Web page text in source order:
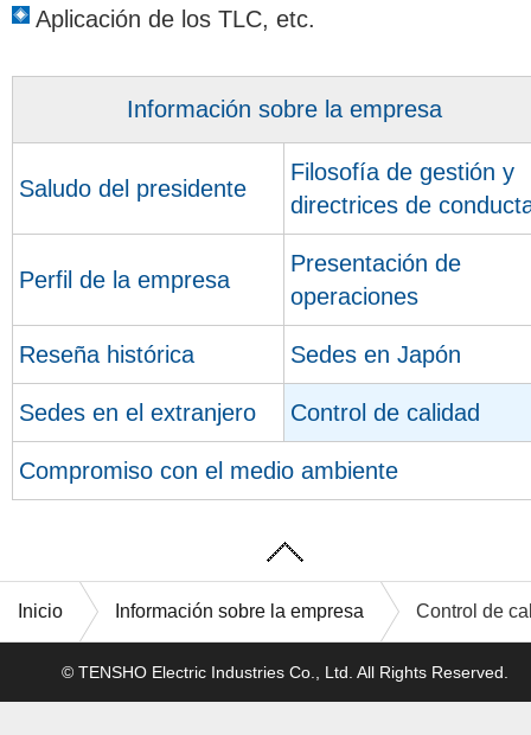
Inicio Información sobre la empresa Control de
Aplicación de los TLC, etc.
Información sobre la empresa
Saludo del presidente
Filosofía de gestión y
directrices de
Perfil de la empresa
Presentación de
operaciones
Reseña histórica Sedes en Japón
Sedes en el extranjero Control de calidad
Compromiso con el medio ambiente
© TENSHO Electric Industries Co., Ltd. All Rights Reserved.